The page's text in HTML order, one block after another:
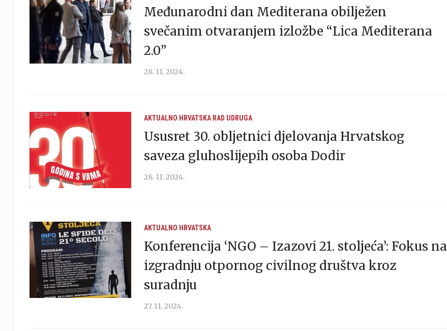
Međunarodni dan Mediterana obilježen
svečanim otvaranjem izložbe “Lica Mediterana
2.0”
28. 11. 2024.
AKTUALNO HRVATSKA RAD UDRUGA
Ususret 30. obljetnici djelovanja Hrvatskog
saveza gluhoslijepih osoba Dodir
28. 11. 2024.
AKTUALNO HRVATSKA
Konferencija ‘NGO – Izazovi 21. stoljeća’: Fokus na
izgradnju otpornog civilnog društva kroz
suradnju
27. 11. 2024.